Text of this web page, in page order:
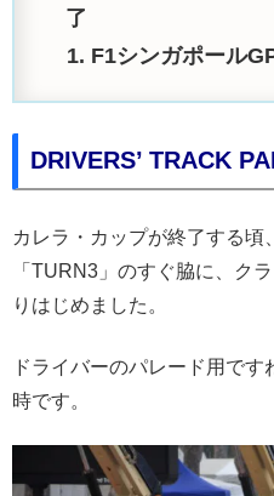
了
F1シンガポール
DRIVERS’ TRACK
カレラ・カップが終了する頃
「TURN3」のすぐ脇に、ク
りはじめました。
ドライバーのパレード用で
時です。